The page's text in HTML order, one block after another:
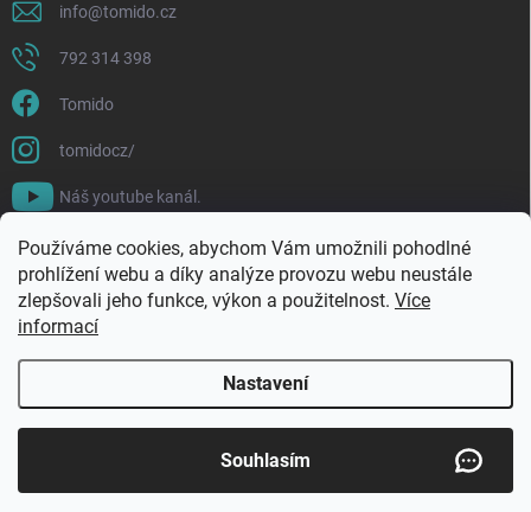
Používáme cookies, abychom Vám umožnili pohodlné
prohlížení webu a díky analýze provozu webu neustále
zlepšovali jeho funkce, výkon a použitelnost. Více
informací
Nastavení
Souhlasím
info@tomido.cz
792 314 398
Tomido
tomidocz/
Náš youtube kanál.
Tomido . Všechna práva vyhrazena.